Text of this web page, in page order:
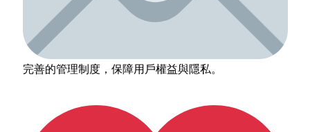
完善的管理制度，保障用戶權益與隱私。